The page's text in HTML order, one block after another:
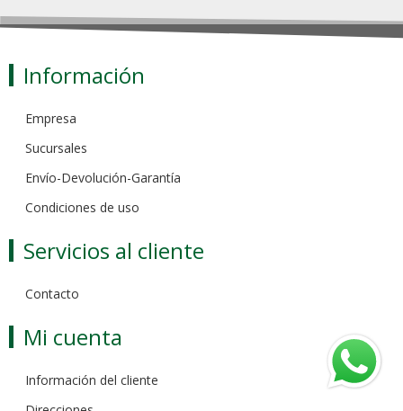
Información
Empresa
Sucursales
Envío-Devolución-Garantía
Condiciones de uso
Servicios al cliente
Contacto
Mi cuenta
Información del cliente